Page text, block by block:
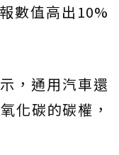
數值高出10%
，通用汽車還
化碳的碳權，